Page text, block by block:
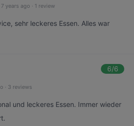
7 years ago · 1 review
sehr leckeres Essen. Alles war
6/6
· 3 reviews
und leckeres Essen. Immer wieder